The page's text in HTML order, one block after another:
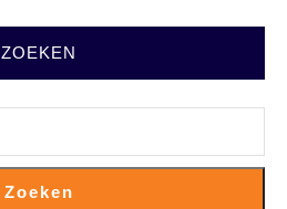
ZOEKEN
Zoeken